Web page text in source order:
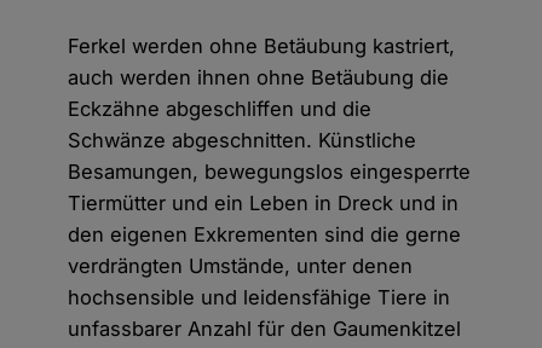
Ferkel werden ohne Betäubung kastriert,
auch werden ihnen ohne Betäubung die
Eckzähne abgeschliffen und die
Schwänze abgeschnitten. Künstliche
Besamungen, bewegungslos eingesperrte
Tiermütter und ein Leben in Dreck und in
den eigenen Exkrementen sind die gerne
verdrängten Umstände, unter denen
hochsensible und leidensfähige Tiere in
unfassbarer Anzahl für den Gaumenkitzel